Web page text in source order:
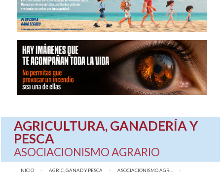
AGRICULTURA, GANADERÍA Y
PESCA
ASOCIACIONISMO AGRARIO
INICIO AGRIC, GANAD Y PESCA
ASOCIACIONISMO AGR...